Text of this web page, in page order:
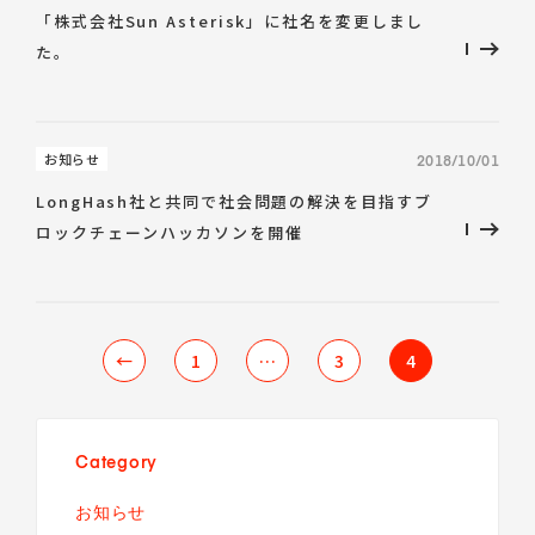
DX 事業共創
人材・チーム
環境
IR（English）
経営方針
業績ハイライト
IRスケジュール
IRニュース
採用情報
Career
福利厚生
データで見るSun*
中途採用Entry
「株式会社Sun Asterisk」に社名を変更しまし
た。
お知らせ 2018/10/01
LongHash社と共同で社会問題の解決を目指すブ
ロックチェーンハッカソンを開催
← 1 … 3 4
Category
お知らせ